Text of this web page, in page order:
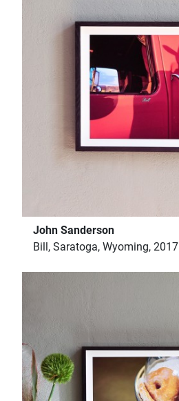
John Sanderson
Bill, Saratoga, Wyoming, 2017